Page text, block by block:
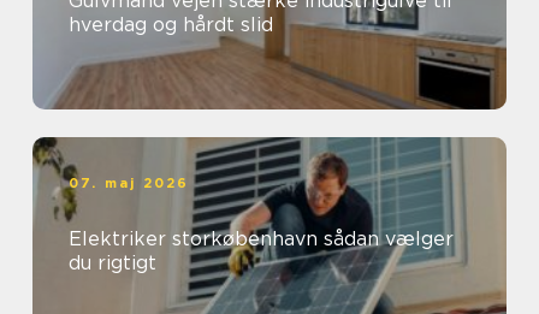
hverdag og hårdt slid
07. maj 2026
Elektriker storkøbenhavn sådan vælger
du rigtigt